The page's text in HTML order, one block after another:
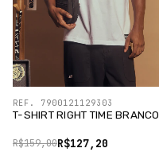
T-SHIRT RIGHT TIME BRANCO
R$127,20
R$159,00
REF. 7900121129303